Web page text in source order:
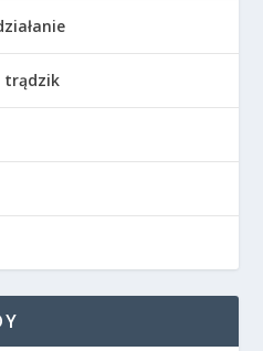
trądzik